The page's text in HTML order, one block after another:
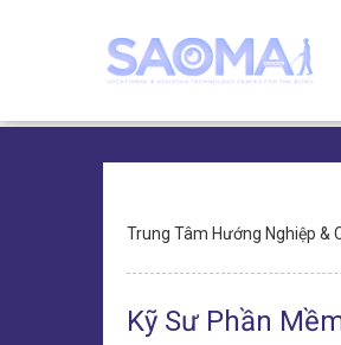
hướng
Trung Tâm Hướng Nghiệp &
Kỹ Sư Phần